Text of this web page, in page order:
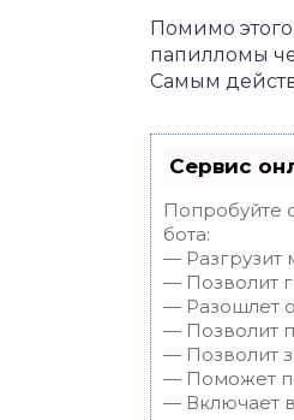
Помимо
папилломы
Самым
Сервис
Попробуйте
бота:
— Разгрузит
— Позволит
— Разошлет
— Позволит
— Позволит
— Поможет
— Включает